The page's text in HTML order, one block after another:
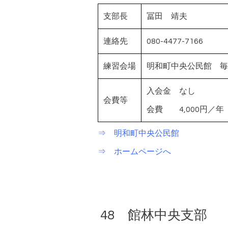
支部長 冨田 靖夫
連絡先 080-4477-7166
練習会場 明和町中央公民館 毎
会費等
入会金 なし
会費 4,000円／年
⇒ 明和町中央公民館
⇒ ホームページへ
48 館林中央支部